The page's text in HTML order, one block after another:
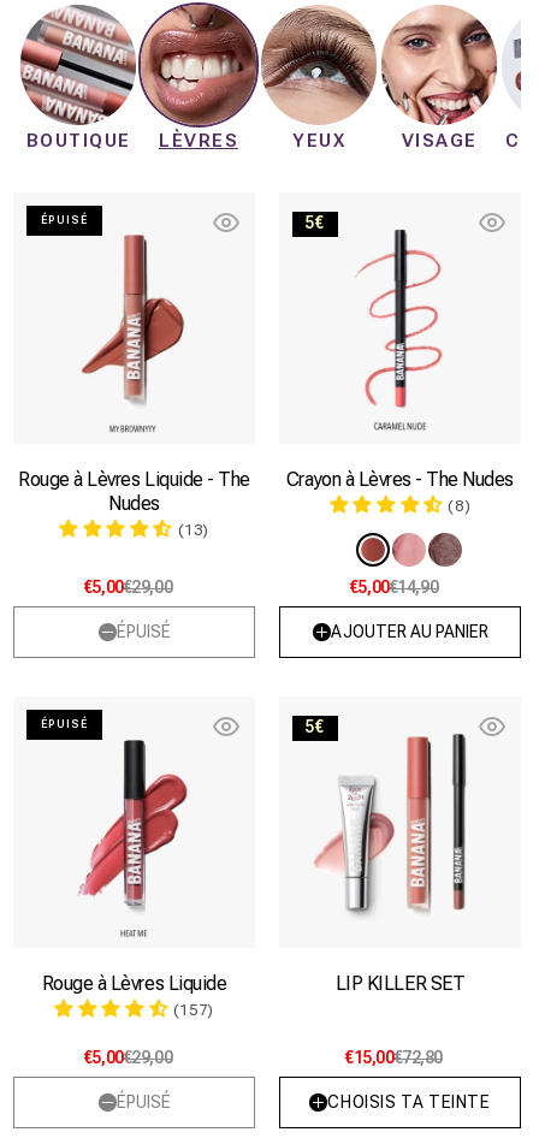
BOUTIQUE LÈVRES YEUX VISAGE
brownyyy
ÉPUISÉ
Rouge à Lèvres Liquide - The
Nudes
(13)
€5,00€29,00
ÉPUISÉ
Nude
5€
Crayon à Lèvres - The Nudes
(8)
Variante
épuisée
ou
indisponible
Variante
épuisée
ou
indisponible
Variante
épuisée
€5,00€14,90
AJOUTER AU PANIER
ÉPUISÉ
Rouge à Lèvres Liquide
(157)
€5,00€29,00
ÉPUISÉ
KILLER
5€
LIP KILLER SET
€15,00€72,80
CHOISIS TA TEINTE